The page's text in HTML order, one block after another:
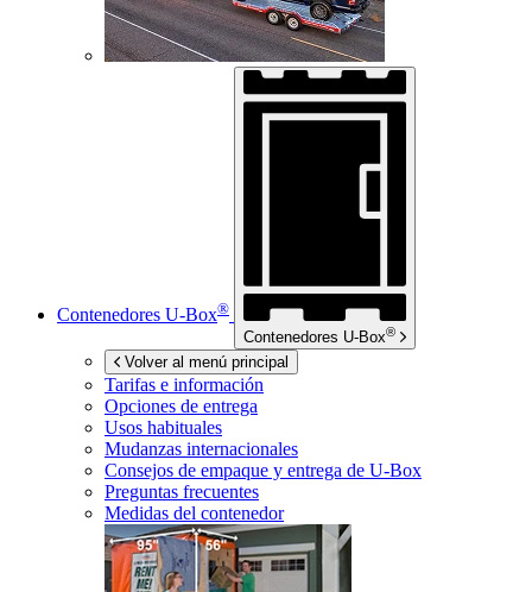
Contenedores U-Box®
Contenedores U-Box®
Volver al menú principal
Tarifas e información
Opciones de entrega
Usos habituales
Mudanzas internacionales
Consejos de empaque y entrega de U-Box
Preguntas frecuentes
Medidas del contenedor